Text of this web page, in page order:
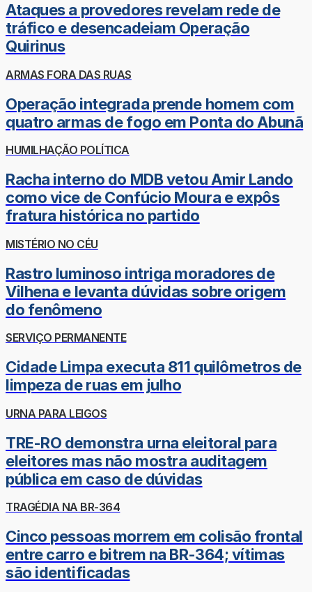
Ataques a provedores revelam rede de
tráfico e desencadeiam Operação
Quirinus
ARMAS FORA DAS RUAS
Operação integrada prende homem com
quatro armas de fogo em Ponta do Abunã
HUMILHAÇÃO POLÍTICA
Racha interno do MDB vetou Amir Lando
como vice de Confúcio Moura e expôs
fratura histórica no partido
MISTÉRIO NO CÉU
Rastro luminoso intriga moradores de
Vilhena e levanta dúvidas sobre origem
do fenômeno
SERVIÇO PERMANENTE
Cidade Limpa executa 811 quilômetros de
limpeza de ruas em julho
URNA PARA LEIGOS
TRE-RO demonstra urna eleitoral para
eleitores mas não mostra auditagem
pública em caso de dúvidas
TRAGÉDIA NA BR-364
Cinco pessoas morrem em colisão frontal
entre carro e bitrem na BR-364; vítimas
são identificadas